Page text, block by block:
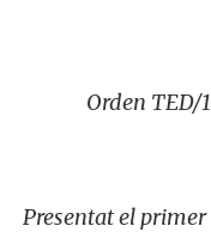
d'entrades
Orden TED/
Presentat el